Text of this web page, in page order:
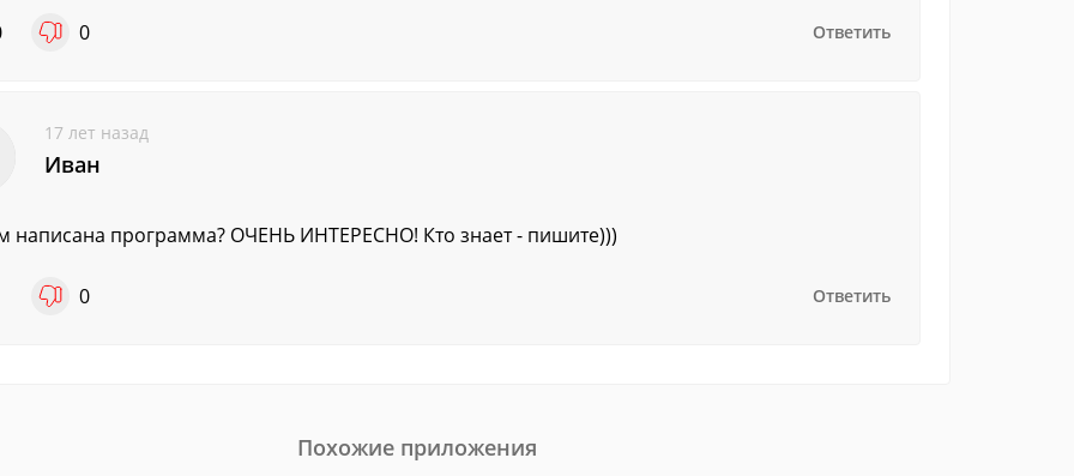
0 Ответить
17 лет назад
Иван
написана программа? ОЧЕНЬ ИНТЕРЕСНО! Кто знает - пишите)))
0 Ответить
Похожие приложения